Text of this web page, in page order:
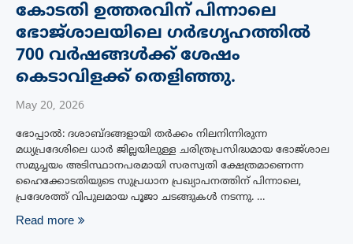
കോടതി ഉത്തരവിന് പിന്നാലെ
ഭോജ്‌ശാലയിലെ ഗര്‍ഭഗൃഹത്തില്‍
700 വര്‍ഷങ്ങള്‍ക്ക് ശേഷം
കെടാവിളക്ക് തെളിഞ്ഞു.
May 20, 2026
ഭോപ്പാൽ: ദശാബ്ദങ്ങളായി തർക്കം നിലനിന്നിരുന്ന
മധ്യപ്രദേശിലെ ധാർ ജില്ലയിലുള്ള ചരിത്രപ്രസിദ്ധമായ ഭോജ്‌ശാല
സമുച്ചയം അടിസ്ഥാനപരമായി സരസ്വതി ക്ഷേത്രമാണെന്ന
ഹൈക്കോടതിയുടെ സുപ്രധാന പ്രഖ്യാപനത്തിന് പിന്നാലെ,
പ്രദേശത്ത് വിപുലമായ പൂജാ ചടങ്ങുകൾ നടന്നു. …
Read more